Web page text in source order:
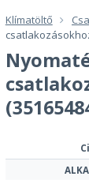
Klímatöltő